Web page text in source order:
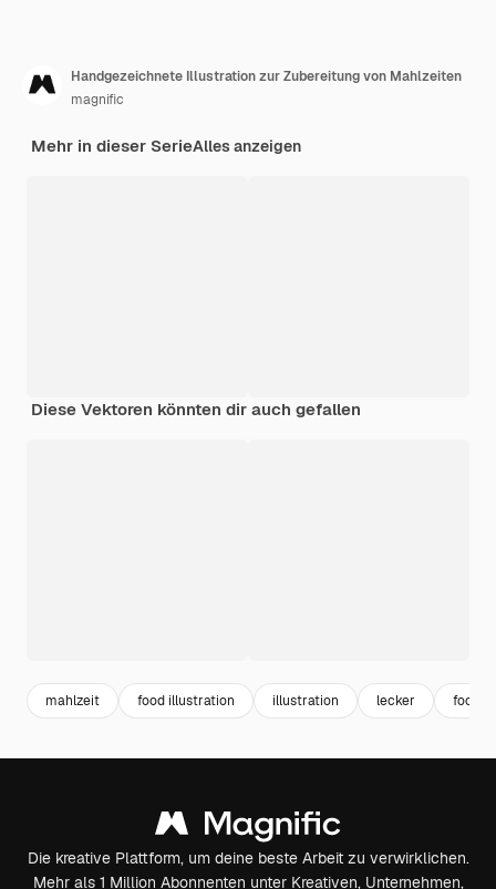
Handgezeichnete Illustration zur Zubereitung von Mahlzeiten
magnific
Mehr in dieser SerieAlles anzeigen
Diese Vektoren könnten dir auch gefallen
mahlzeit food illustration illustration lecker food
Die kreative Plattform, um deine beste Arbeit zu verwirklichen.
Mehr als 1 Million Abonnenten unter Kreativen, Unternehmen,